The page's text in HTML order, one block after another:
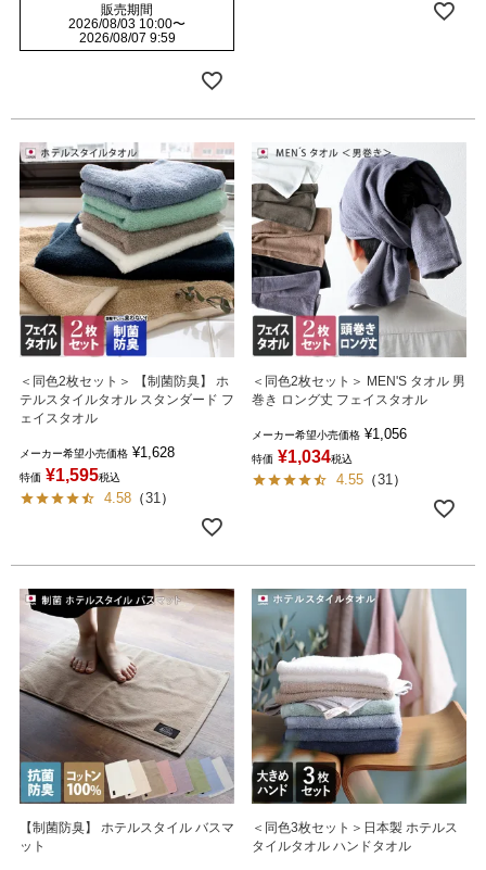
販売期間
2026/08/03 10:00〜
2026/08/07 9:59
＜同色2枚セット＞ 【制菌防臭】 ホ
テルスタイルタオル スタンダード フ
ェイスタオル
メーカー希望小売価格 ¥1,628
特価 ¥1,595税込
4.58 （31 ）
＜同色2枚セット＞ MEN'S タオル 男
巻き ロング丈 フェイスタオル
メーカー希望小売価格 ¥1,056
特価 ¥1,034税込
4.55 （31 ）
【制菌防臭】 ホテルスタイル バスマ
ット
＜同色3枚セット＞日本製 ホテルス
タイルタオル ハンドタオル